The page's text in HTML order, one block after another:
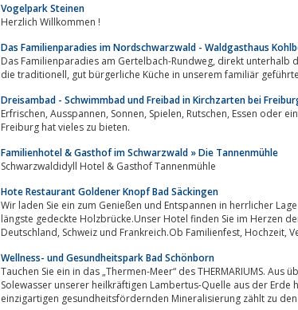
Vogelpark Steinen
Herzlich Willkommen !
Das Familienparadies im Nordschwarzwald - Waldgasthaus
Das Familienparadies am Gertelbach-Rundweg, direkt unterhalb des Plättig / Bühlerhöhe im Nordschwarzwald. Genießen Sie
die traditionell, gut bürgerliche Küche in unserem familiär
Dreisambad - Schwimmbad und Freibad in Kirchzarten bei
Erfrischen, Ausspannen, Sonnen, Spielen, Rutschen, Essen oder einfach nur Schwimmen - Das Dreisambad in Kirchzarten bei
Freiburg hat vieles zu bieten.
Familienhotel & Gasthof im Schwarzwald » Die Tannenmühle
Schwarzwaldidyll Hotel & Gasthof Tannenmühle
Hote Restaurant Goldener Knopf Bad Säckingen
Wir laden Sie ein zum Genießen und Entspannen in herrlicher
längste gedeckte Holzbrücke.Unser Hotel finden Sie im Herzen
Wellness- und Gesundheitspark Bad Schönborn
Tauchen Sie ein in das „Thermen-Meer“ des THERMARIUMS. Aus über 600 Metern Tiefe sprudelt das wohlig warme Thermal-
Solewasser unserer heilkräftigen Lambertus-Quelle aus der
einzigartigen gesundheitsfördernden Mineralisierung zählt zu